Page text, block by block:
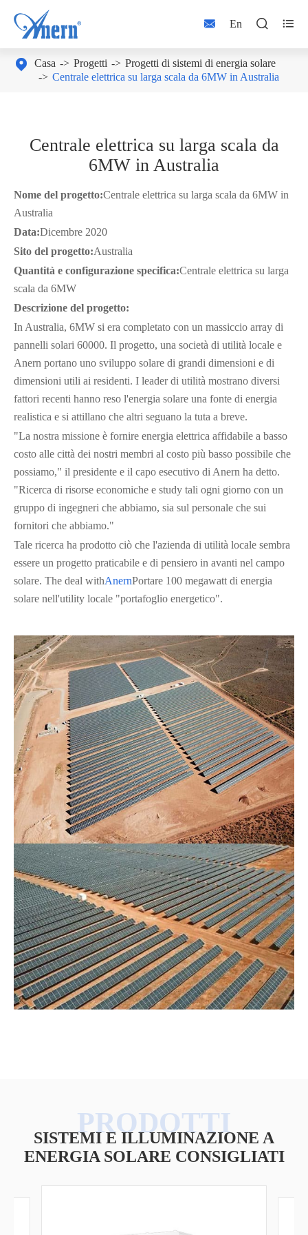
 En  
 Casa Progetti
Progetti di sistemi di energia solare
Centrale elettrica su larga scala da 6MW in Australia
Centrale elettrica su larga scala da
6MW in Australia
Nome del progetto:Centrale elettrica su larga scala da 6MW in
Australia
Data:Dicembre 2020
Sito del progetto:Australia
Quantità e configurazione specifica:Centrale elettrica su larga
scala da 6MW
Descrizione del progetto:
In Australia, 6MW si era completato con un massiccio array di
pannelli solari 60000. Il progetto, una società di utilità locale e
Anern portano uno sviluppo solare di grandi dimensioni e di
dimensioni utili ai residenti. I leader di utilità mostrano diversi
fattori recenti hanno reso l'energia solare una fonte di energia
realistica e si attillano che altri seguano la tuta a breve.
"La nostra missione è fornire energia elettrica affidabile a basso
costo alle città dei nostri membri al costo più basso possibile che
possiamo," il presidente e il capo esecutivo di Anern ha detto.
"Ricerca di risorse economiche e study tali ogni giorno con un
gruppo di ingegneri che abbiamo, sia sul personale che sui
fornitori che abbiamo."
Tale ricerca ha prodotto ciò che l'azienda di utilità locale sembra
essere un progetto praticabile e di pensiero in avanti nel campo
solare. The deal withAnernPortare 100 megawatt di energia
solare nell'utility locale "portafoglio energetico".
SISTEMI E ILLUMINAZIONE A
ENERGIA SOLARE CONSIGLIATI